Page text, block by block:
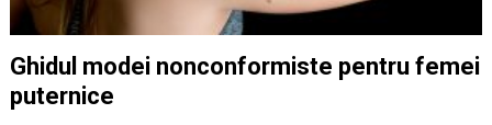
Ghidul modei nonconformiste pentru femei
puternice